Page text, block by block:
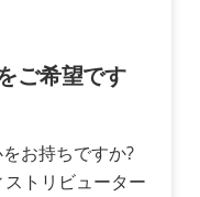
ご希望です
お持ちですか?
トリビューター